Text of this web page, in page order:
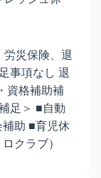
災保険、退
事項なし 退
資格補助補
足＞ ■自動
助 ■育児休
クラブ）